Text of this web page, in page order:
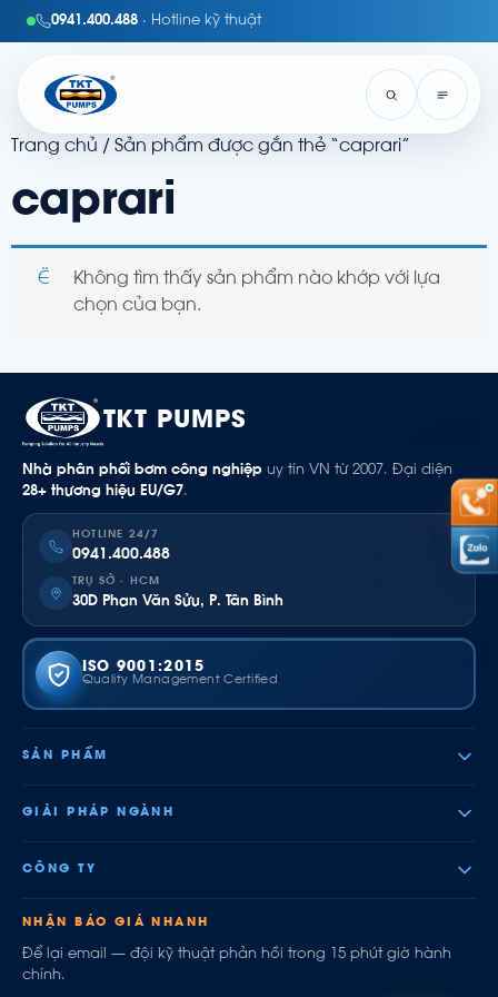
0941.400.488 · Hotline kỹ thuật
Trang chủ / Sản phẩm được gắn thẻ “caprari”
caprari
Không tìm thấy sản phẩm nào khớp với lựa
chọn của bạn.
TKT PUMPS
Nhà phân phối bơm công nghiệp uy tín VN từ 2007. Đại diện
28+ thương hiệu EU/G7.
HOTLINE 24/7
0941.400.488
TRỤ SỞ · HCM
30D Phan Văn Sửu, P. Tân Bình
ISO 9001:2015
Quality Management Certified
SẢN PHẨM
GIẢI PHÁP NGÀNH
CÔNG TY
NHẬN BÁO GIÁ NHANH
Để lại email — đội kỹ thuật phản hồi trong 15 phút giờ hành
chính.